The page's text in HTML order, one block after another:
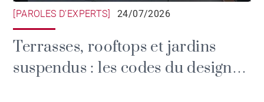
[PAROLES D’EXPERTS] 24/07/2026
Terrasses, rooftops et jardins
suspendus : les codes du design